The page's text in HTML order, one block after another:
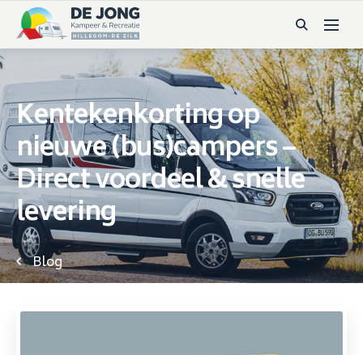
Kentekenkorting op
nieuwe (bus)campers –
Direct voordeel & snelle
levering
Blog